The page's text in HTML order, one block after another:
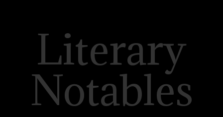
Literary
Notables